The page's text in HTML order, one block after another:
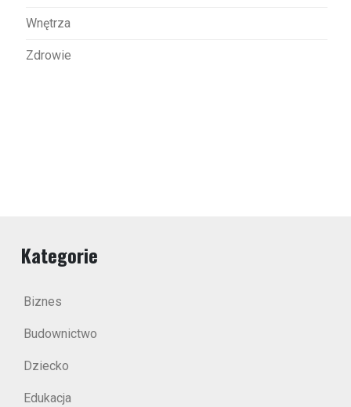
Wnętrza
Zdrowie
Kategorie
Biznes
Budownictwo
Dziecko
Edukacja